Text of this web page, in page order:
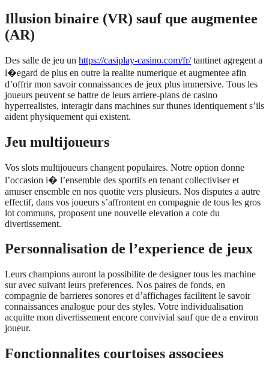
Illusion binaire (VR) sauf que augmentee
(AR)
Des salle de jeu un https://casiplay-casino.com/fr/tantinet agregent a
l�egard de plus en outre la realite numerique et augmentee afin
d’offrir mon savoir connaissances de jeux plus immersive. Tous les
joueurs peuvent se battre de leurs arriere-plans de casino
hyperrealistes, interagir dans machines sur thunes identiquement s’ils
aident physiquement qui existent.
Jeu multijoueurs
Vos slots multijoueurs changent populaires. Notre option donne
l’occasion i� l’ensemble des sportifs en tenant collectiviser et
amuser ensemble en nos quotite vers plusieurs. Nos disputes a autre
effectif, dans vos joueurs s’affrontent en compagnie de tous les gros
lot communs, proposent une nouvelle elevation a cote du
divertissement.
Personnalisation de l’experience de jeux
Leurs champions auront la possibilite de designer tous les machine
sur avec suivant leurs preferences. Nos paires de fonds, en
compagnie de barrieres sonores et d’affichages facilitent le savoir
connaissances analogue pour des styles. Votre individualisation
acquitte mon divertissement encore convivial sauf que de a environ
joueur.
Fonctionnalites courtoises associees